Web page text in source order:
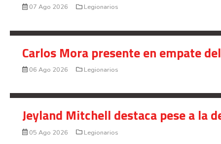
07 Ago 2026 Legionarios
Carlos Mora presente en empate
06 Ago 2026 Legionarios
Jeyland Mitchell destaca pese a la
05 Ago 2026 Legionarios